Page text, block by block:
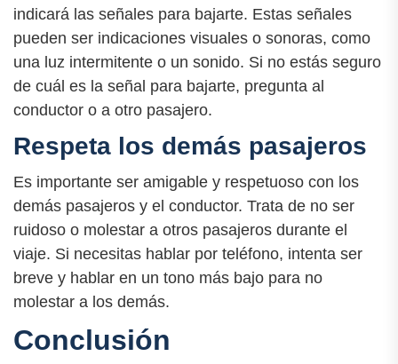
indicará las señales para bajarte. Estas señales
pueden ser indicaciones visuales o sonoras, como
una luz intermitente o un sonido. Si no estás seguro
de cuál es la señal para bajarte, pregunta al
conductor o a otro pasajero.
Respeta los demás pasajeros
Es importante ser amigable y respetuoso con los
demás pasajeros y el conductor. Trata de no ser
ruidoso o molestar a otros pasajeros durante el
viaje. Si necesitas hablar por teléfono, intenta ser
breve y hablar en un tono más bajo para no
molestar a los demás.
Conclusión